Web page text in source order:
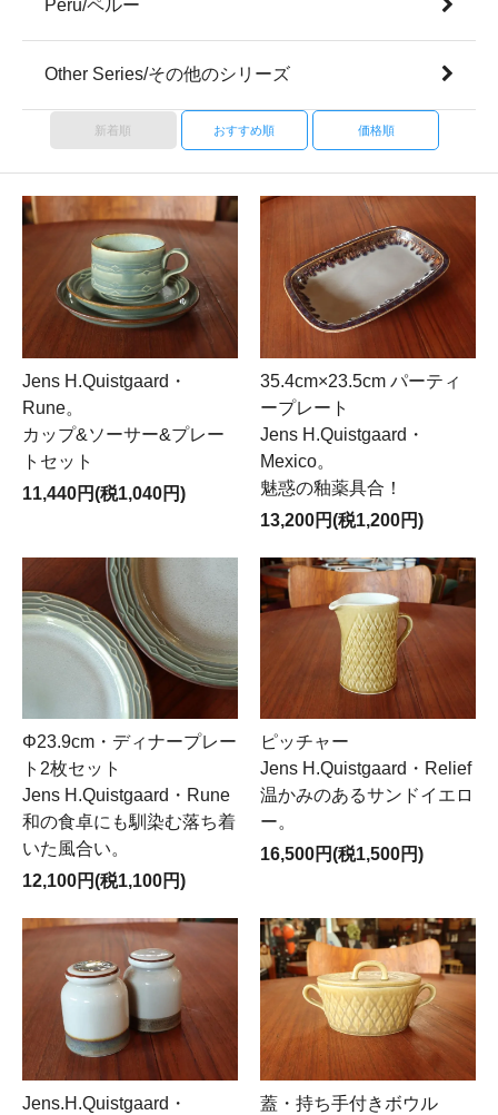
Peru/ペルー
Other Series/その他のシリーズ
新着順 おすすめ順 価格順
Jens H.Quistgaard・
Rune。
カップ&ソーサー&プレー
トセット
11,440円(税1,040円)
35.4cm×23.5cm パーティ
ープレート
Jens H.Quistgaard・
Mexico。
魅惑の釉薬具合！
13,200円(税1,200円)
Φ23.9cm・ディナープレー
ト2枚セット
Jens H.Quistgaard・Rune
和の食卓にも馴染む落ち着
いた風合い。
12,100円(税1,100円)
ピッチャー
Jens H.Quistgaard・Relief
温かみのあるサンドイエロ
ー。
16,500円(税1,500円)
Jens.H.Quistgaard・ 蓋・持ち手付きボウル